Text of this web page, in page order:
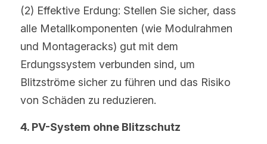
(2) Effektive Erdung: Stellen Sie sicher, dass
alle Metallkomponenten (wie Modulrahmen
und Montageracks) gut mit dem
Erdungssystem verbunden sind, um
Blitzströme sicher zu führen und das Risiko
von Schäden zu reduzieren.
4. PV-System ohne Blitzschutz